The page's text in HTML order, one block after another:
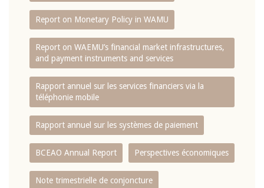
Report on Monetary Policy in WAMU
Report on WAEMU’s financial market infrastructures,
and payment instruments and services
Rapport annuel sur les services financiers via la
téléphonie mobile
Rapport annuel sur les systèmes de paiement
BCEAO Annual Report Perspectives économiques
Note trimestrielle de conjoncture